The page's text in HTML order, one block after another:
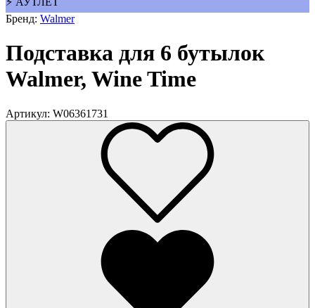
Бренд: Walmer
Подставка для 6 бутылок
Walmer, Wine Time
Артикул: W06361731